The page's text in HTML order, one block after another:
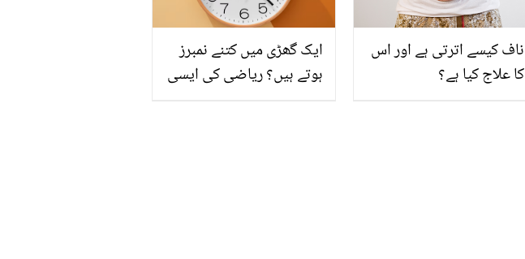
ایک گھڑی میں کتنے نمبرز
ہوتے ہیں؟ ریاضی کی ایسی
ناف کیسے اترتی ہے اور اس
کا علاج کیا ہے؟